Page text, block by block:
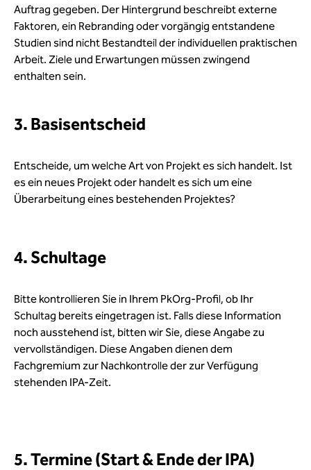
Auftrag gegeben. Der Hintergrund beschreibt externe
Faktoren, ein Rebranding oder vorgängig entstandene
Studien sind nicht Bestandteil der individuellen praktischen
Arbeit. Ziele und Erwartungen müssen zwingend
enthalten sein.
3. Basisentscheid
Entscheide, um welche Art von Projekt es sich handelt. Ist
es ein neues Projekt oder handelt es sich um eine
Überarbeitung eines bestehenden Projektes?
4. Schultage
Bitte kontrollieren Sie in Ihrem PkOrg-Profil, ob Ihr
Schultag bereits eingetragen ist. Falls diese Information
noch ausstehend ist, bitten wir Sie, diese Angabe zu
vervollständigen. Diese Angaben dienen dem
Fachgremium zur Nachkontrolle der zur Verfügung
stehenden IPA-Zeit.
5. Termine (Start & Ende der IPA)